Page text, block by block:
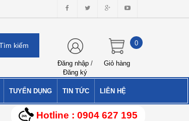
Đăng nhập /
Đăng ký
Giỏ hàng
0
TUYỂN DỤNG TIN TỨC LIÊN HỆ
Hotline : 0904 627 195